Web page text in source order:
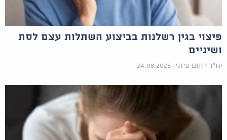
פיצוי בגין רשלנות בביצוע השתלות עצם לסת
ושיניים
עו"ד רותם ציוני, 24.08.2025